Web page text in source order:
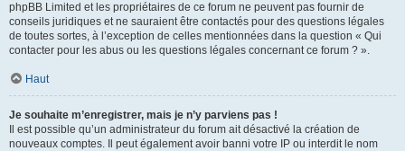
phpBB Limited et les propriétaires de ce forum ne peuvent pas fournir de
conseils juridiques et ne sauraient être contactés pour des questions légales
de toutes sortes, à l’exception de celles mentionnées dans la question « Qui
contacter pour les abus ou les questions légales concernant ce forum ? ».
Haut
Je souhaite m’enregistrer, mais je n’y parviens pas !
Il est possible qu’un administrateur du forum ait désactivé la création de
nouveaux comptes. Il peut également avoir banni votre IP ou interdit le nom